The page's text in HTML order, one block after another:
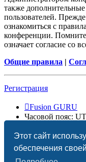
Этот сайт
обеспечения
также
пользователей.
ознакомиться с
конференции.
означает согласие со
Общие правила |
Регистрация
Fusion GURU
Часовой пояс:
Создано на основе